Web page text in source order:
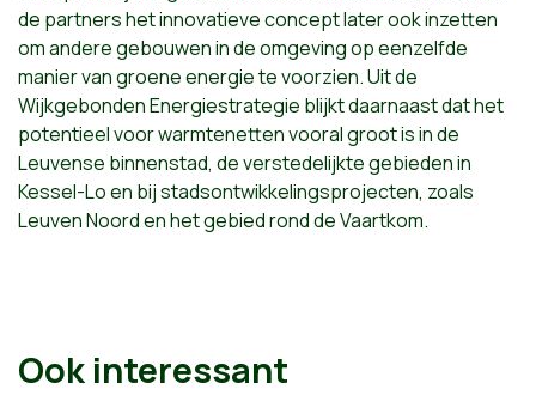
de partners het innovatieve concept later ook inzetten
om andere gebouwen in de omgeving op eenzelfde
manier van groene energie te voorzien. Uit de
Wijkgebonden Energiestrategie blijkt daarnaast dat het
potentieel voor warmtenetten vooral groot is in de
Leuvense binnenstad, de verstedelijkte gebieden in
Kessel-Lo en bij stadsontwikkelingsprojecten, zoals
Leuven Noord en het gebied rond de Vaartkom.
Ook interessant